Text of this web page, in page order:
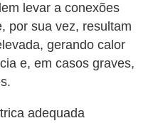
levar a conexões
por sua vez, resultam
gerando calor
e, em casos graves,
adequada